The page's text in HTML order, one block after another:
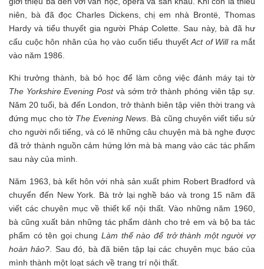
niên, bà đã đọc Charles Dickens, chị em nhà Brontë, Thomas
Hardy và tiểu thuyết gia người Pháp Colette. Sau này, bà đã hư
cấu cuộc hôn nhân của họ vào cuốn tiểu thuyếtAct of Willra mắt
vào năm 1986.
Khi trưởng thành, bà bỏ học để làm công việc đánh máy tại tờ
The Yorkshire Evening Postvà sớm trở thành phóng viên tập sự.
Năm 20 tuổi, bà đến London, trở thành biên tập viên thời trang và
đứng mục cho tờ The Evening News. Bà cũng chuyên viết tiểu sử
cho người nổi tiếng, và có lẽ những câu chuyện mà bà nghe được
đã trở thành nguồn cảm hứng lớn mà bà mang vào các tác phẩm
sau này của mình.
Năm 1963, bà kết hôn với nhà sản xuất phim Robert Bradford và
chuyển đến New York. Bà trở lại nghề báo và trong 15 năm đã
viết các chuyên mục về thiết kế nội thất. Vào những năm 1960,
bà cũng xuất bản những tác phẩm dành cho trẻ em và bộ ba tác
phẩm có tên gọi chungLàm thế nào để trở thành một người vợ
hoàn hảo?. Sau đó, bà đã biên tập lại các chuyên mục báo của
mình thành một loạt sách về trang trí nội thất.